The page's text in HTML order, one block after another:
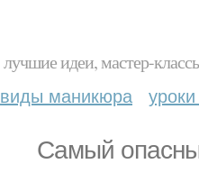
лучшие идеи, мастер-
виды маникюра
Самый